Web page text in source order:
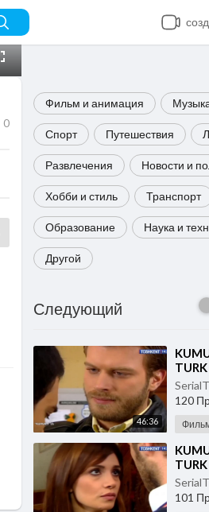
Фильм и анимация
Спорт Путешествия
Развлечения Новости и
Хобби и стиль Транспорт
Образование Наука и
Другой
Следующий
46:36
120
101
0